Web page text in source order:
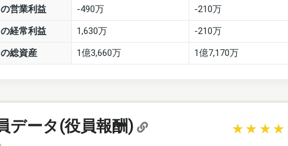
営業利益
-490万
-210万
経常利益
1,630万
-210万
総資産
1億3,660万 1億7,170万
データ(役員報酬)